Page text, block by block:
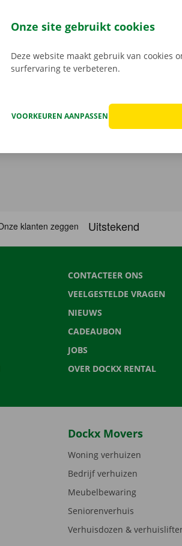
Download de gratis app voor
App Store.
CONTACTEER ONS
VEELGESTELDE VRAGEN
NIEUWS
CADEAUBON
JOBS
OVER DOCKX RENTAL
Dockx Movers
Woning verhuizen
Bedrijf verhuizen
Meubelbewaring
Seniorenverhuis
Verhuisdozen &
Onze site gebruikt cookies
Deze website maakt gebruik van cookies
surfervaring te verbeteren.
VOORKEUREN AANPASSEN